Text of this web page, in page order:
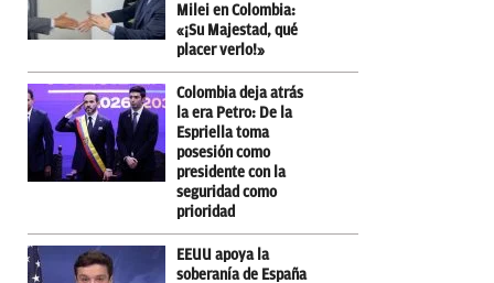
Milei en Colombia:
«¡Su Majestad, qué
placer verlo!»
Colombia deja atrás
la era Petro: De la
Espriella toma
posesión como
presidente con la
seguridad como
prioridad
EEUU apoya la
soberanía de España